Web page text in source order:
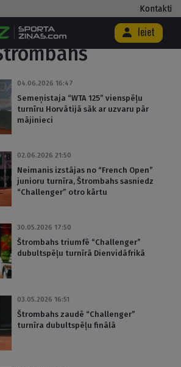
Kontakti
Ieiet
Štrombahs"
04.06.2026 16:47
Semeņistaja “WTA 125” vienspēļu
turnīru Horvātijā sāk ar uzvaru pār
mājinieci
02.06.2026 21:50
Neimanis izstājas no “French Open”
junioru turnīra, Štrombahs sasniedz
“Challenger” otro kārtu
30.05.2026 17:50
Štrombahs triumfē “Challenger”
dubultspēļu turnīrā Dienvidāfrikā
03.05.2026 16:51
Štrombahs zaudē “Challenger”
turnīra dubultspēļu finālā